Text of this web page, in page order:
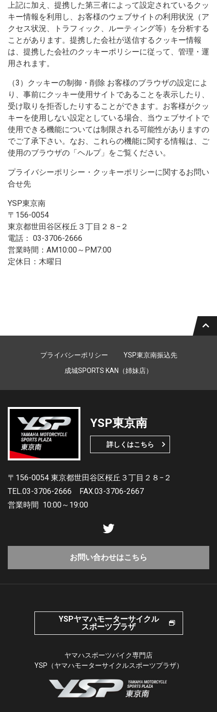
上記に加え、提携した第三者によって設定されているクッ
キー情報を利用し、お客様のウェブサイトの利用状況（ア
クセス状況、トラフィック、ルーティング等）を分析する
ことがあります。提携した会社が送信するクッキー情報
は、提携した会社のクッキーポリシーに従って、管理・運
用されます。
（3）クッキーの制御・削除 お客様のブラウザの設定によ
り、事前にクッキー使用サイトであることを表示したり、
受け取りを拒否したりすることができます。お客様がクッ
キーを使用しない設定としている場合、当ウェブサイトで
使用できる機能については制限される可能性がありますの
でご了承下さい。なお、これらの機能に関する情報は、ご
使用のブラウザの「ヘルプ」をご覧ください。
プライバシーポリシー・クッキーポリシーに関するお問い
合せ先
YSP東京南
〒156-0054
東京都世田谷区桜丘３丁目２８−２
電話： 03-3706-2666
営業時間：AM10:00～PM7:00
定休日：木曜日
プライバシーポリシー
YSP東京南振込先
成城SPORTS KAN（姉妹店）
YSP東京南
詳しくはこちら
〒156-0054 東京都世田谷区桜丘３丁目２８−２
TEL.03-3706-2666
FAX.03-3706-2667
営業時間 10:00～19:00
お問い合わせはこちら
YSPヤマハモーターサイクル
スポーツプラザ
ヤマハスポーツバイク専門店
YSP（ヤマハモーターサイクルスポーツプラザ）